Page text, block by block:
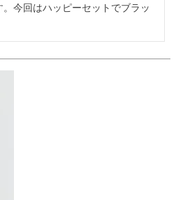
今回はハッピーセットでブラッ